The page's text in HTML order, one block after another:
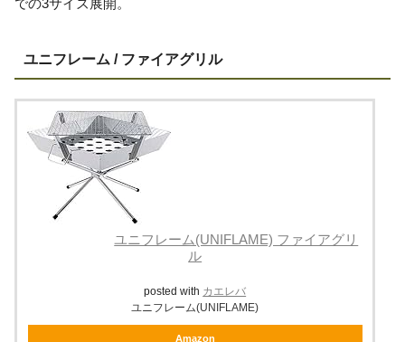
での3サイズ展開。
ユニフレーム / ファイアグリル
ユニフレーム(UNIFLAME) ファイアグリ
ル
posted with カエレバ
ユニフレーム(UNIFLAME)
Amazon